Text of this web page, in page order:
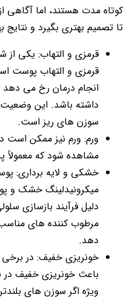
کوتاه مدت هستند، اما آگاهی
تا تصمیم بهتری بگیرد و نتایج
قرمزی و التهاب: یکی از
قرمزی و التهاب پوست
انجام درمان رخ می دهد
داشته باشد. این
سوزن های ریز است.
ورم: ورم نیز ممکن است
مشاهده شود که معمولاً
خشکی و لایه برداری:
میکرونیدلینگ خشک و
دلیل فرآیند بازسازی
مرطوب کننده های
دهد.
خونریزی خفیف: در برخی
باعث خونریزی خفیف
ویژه اگر سوزن های